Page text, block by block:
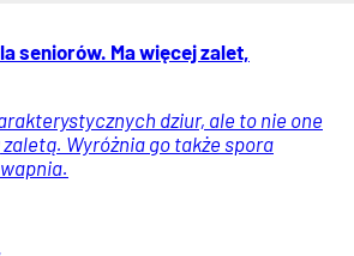
seniorów. Ma więcej zalet,
dziur, ale to nie one
Wyróżnia go także spora